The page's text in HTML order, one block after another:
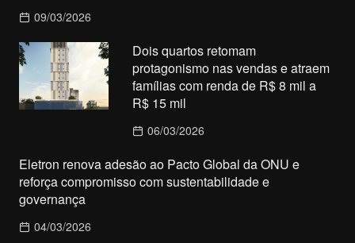
09/03/2026
Dois quartos retomam
protagonismo nas vendas e atraem
famílias com renda de R$ 8 mil a
R$ 15 mil
06/03/2026
Eletron renova adesão ao Pacto Global da ONU e
reforça compromisso com sustentabilidade e
governança
04/03/2026